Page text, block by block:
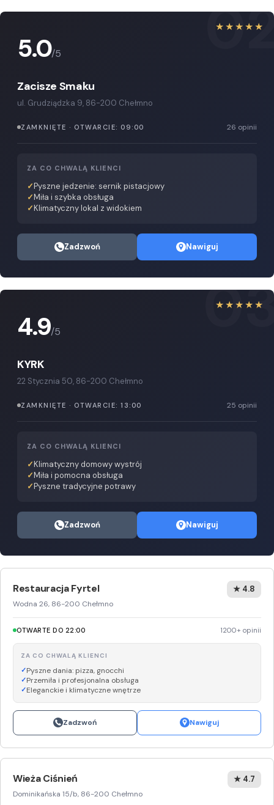
★★★★★
5.0/5
Zacisze Smaku
ul. Grudziądzka 9, 86-200 Chełmno
ZAMKNIĘTE · OTWARCIE: 09:00 26 opinii
ZA CO CHWALĄ KLIENCI
Pyszne jedzenie: sernik pistacjowy
Miła i szybka obsługa
Klimatyczny lokal z widokiem
Zadzwoń Nawiguj
★★★★★
4.9/5
KYRK
22 Stycznia 50, 86-200 Chełmno
ZAMKNIĘTE · OTWARCIE: 13:00 25 opinii
ZA CO CHWALĄ KLIENCI
Klimatyczny domowy wystrój
Miła i pomocna obsługa
Pyszne tradycyjne potrawy
Zadzwoń Nawiguj
Restauracja Fyrtel
Wodna 26, 86-200 Chełmno
★ 4.8
OTWARTE DO 22:00 1200+ opinii
ZA CO CHWALĄ KLIENCI
Pyszne dania: pizza, gnocchi
Przemiła i profesjonalna obsługa
Eleganckie i klimatyczne wnętrze
Zadzwoń Nawiguj
Wieża Ciśnień
Dominikańska 15/b, 86-200 Chełmno
★ 4.7